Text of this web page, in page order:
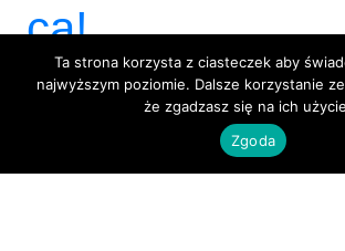
ca!
Ta strona korzysta z ciasteczek aby
najwyższym poziomie. Dalsze korzystanie
że zgadzasz się na ich
Zgoda